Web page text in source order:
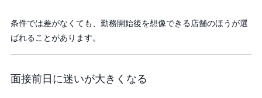
条件では差がなくても、勤務開始後を想像できる店舗のほうが選
ばれることがあります。
面接前日に迷いが大きくなる